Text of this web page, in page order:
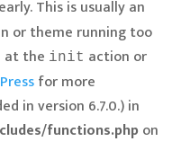
This is usually an
or theme running too
at the init action or
for more
in version 6.7.0.) in
functions.php on